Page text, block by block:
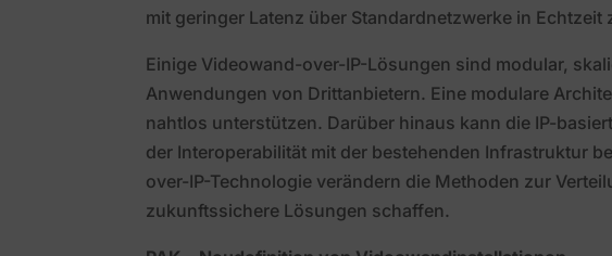
mit geringer Latenz über Standardnetzwerke in Echtzeit
Einige Videowand-over-IP-Lösungen sind modular,
Anwendungen von Drittanbietern. Eine modulare
nahtlos unterstützen. Darüber hinaus kann die IP-
der Interoperabilität mit der bestehenden Infrastruktur
over-IP-Technologie verändern die Methoden zur
zukunftssichere Lösungen schaffen.